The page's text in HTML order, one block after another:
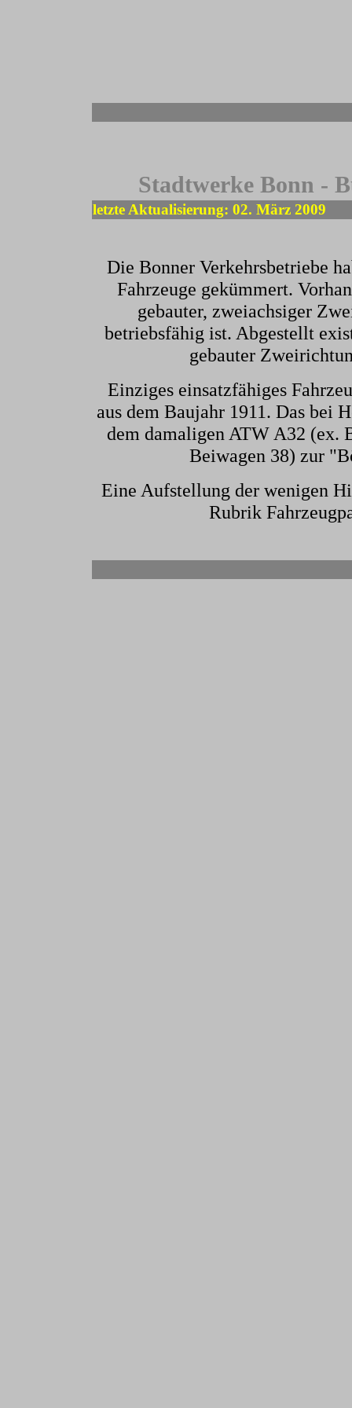
Stadtwerke Bonn -
letzte Aktualisierung: 02. März 2009
Die Bonner Verkehrsbetriebe
Fahrzeuge gekümmert.
gebauter, zweiachsiger
betriebsfähig ist. Abgestellt
gebauter
Einziges einsatzfähiges
aus dem Baujahr 1911. Das bei
dem damaligen ATW A32 (ex.
Beiwagen 38) zur
Eine Aufstellung der wenigen
Rubrik